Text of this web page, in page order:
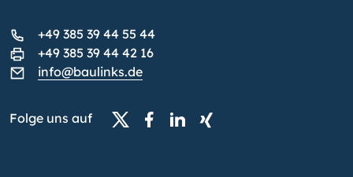
+49 385 39 44 55 44
+49 385 39 44 42 16
info@baulinks.de
Folge uns auf